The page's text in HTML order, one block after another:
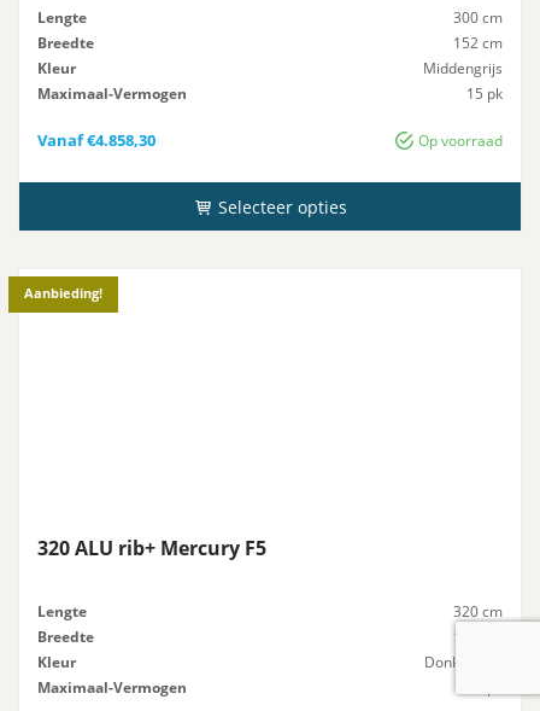
Lengte
300 cm
Breedte
152 cm
Kleur
Middengrijs
Maximaal-Vermogen
15 pk
Op voorraad
Vanaf€4.858,30
Selecteer opties
Aanbieding!
320 ALU rib+ Mercury F5
Lengte
320 cm
Breedte
165 cm
Kleur
Donkergrijs
Maximaal-Vermogen